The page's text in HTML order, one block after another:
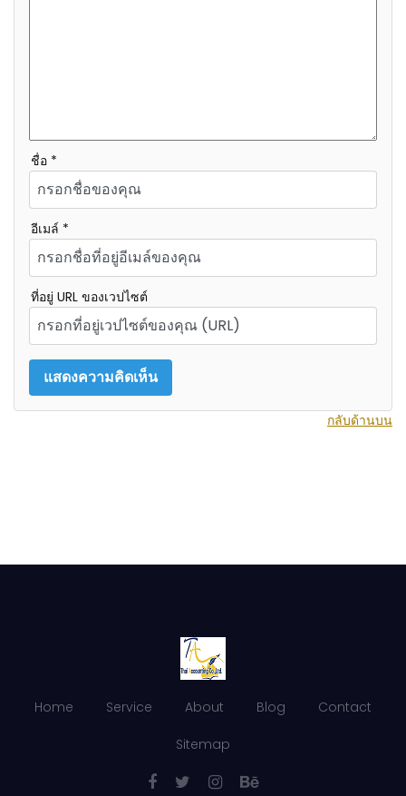
ชื่อ *
อีเมล์ *
ที่อยู่ URL ของเวปไซต์
กลับด้านบน
Home Service About Blog Contact
Sitemap